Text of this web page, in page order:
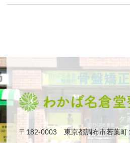
〒182-0003 東京都調布市若葉町